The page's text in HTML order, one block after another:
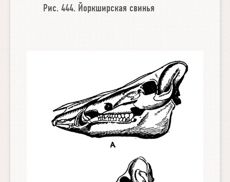
Рис. 444. Йоркширская свинья